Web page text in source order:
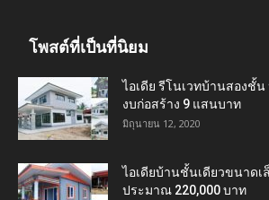
โพสต์ที่เป็นที่นิยม
ไอเดีย รีโนเวทบ้านสองชั้
งบก่อสร้าง 9 แสนบาท
มิถุนายน 12, 2020
ไอเดียบ้านชั้นเดียวขนาดเ
ประมาณ 220,000 บาท